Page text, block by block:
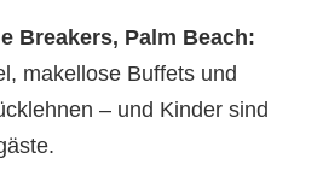
Breakers, Palm Beach:
makellose Buffets und
– und Kinder sind